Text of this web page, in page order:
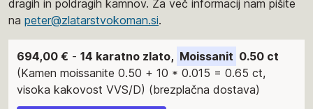
dragih in poldragih kamnov. Za več informacij nam pišite
na peter@zlatarstvokoman.si.
694,00 € - 14 karatno zlato, Moissanit 0.50 ct
(Kamen moissanite 0.50 + 10 * 0.015 = 0.65 ct,
visoka kakovost VVS/D) (brezplačna dostava)